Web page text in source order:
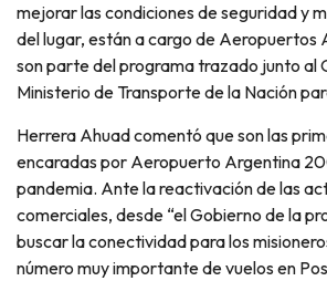
mejorar las condiciones de seguridad y
del lugar, están a cargo de
son parte del programa trazado junto al
Ministerio de Transporte de la Nación
Herrera Ahuad comentó que son las
encaradas por Aeropuerto Argentina
pandemia. Ante la reactivación de las
comerciales, desde “el Gobierno de la
buscar la conectividad para los
número muy importante de vuelos en